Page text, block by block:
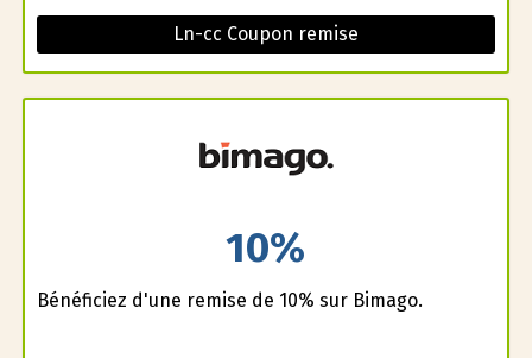
Ln-cc Coupon remise
10%
Bénéficiez d'une remise de 10% sur Bimago.